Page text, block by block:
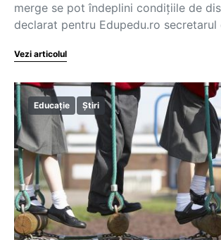
merge se pot îndeplini condițiile de
declarat pentru Edupedu.ro
Vezi articolul
Educație Știri